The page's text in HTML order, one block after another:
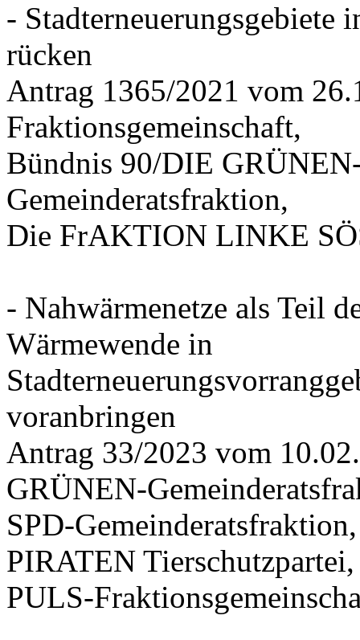
- Stadterneuerungsgebiete
rücken
Antrag 1365/2021 vom
Fraktionsgemeinschaft,
Bündnis 90/DIE
Gemeinderatsfraktion,
Die FrAKTION LINKE
- Nahwärmenetze als Teil
Wärmewende in
voranbringen
Antrag 33/2023 vom
GRÜNEN-
SPD-
PIRATEN Tierschutzpartei,
PULS-